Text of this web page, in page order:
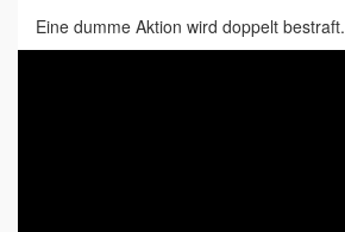
Eine dumme Aktion wird doppelt bestraft.